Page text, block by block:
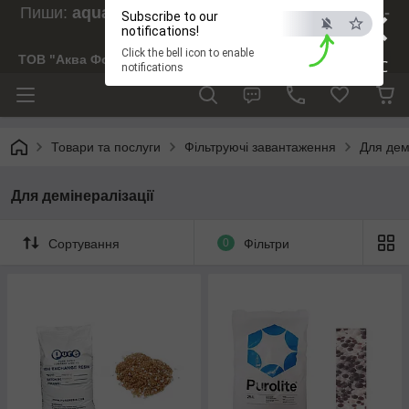
×
ESC
Subscribe to our
notifications!
Click the bell icon to enable
notifications
Пиши: aquaforesight@gmail.com , Дзвони:073-
238-29-97
ТОВ "Аква Форсайт"
Товари та послуги Фільтруючі завантаження Для
Для демінералізації
Сортування 0 Фільтри